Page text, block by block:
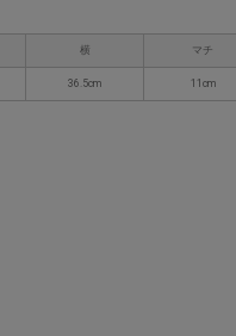
横 マチ
36.5cm 11cm